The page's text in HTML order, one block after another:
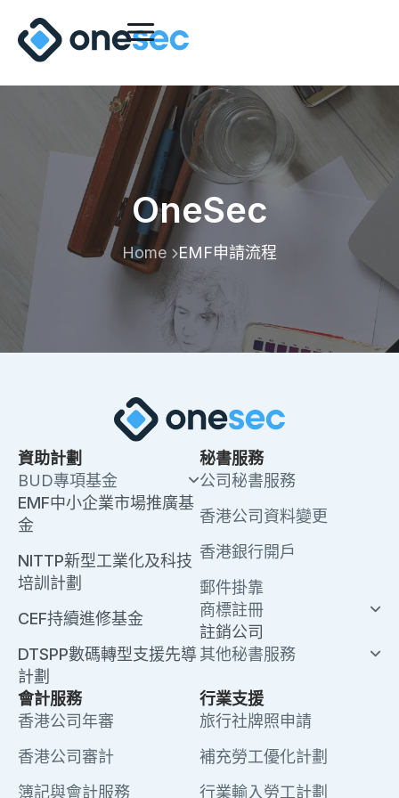
OneSec
Home EMF申請流程
資助計劃
BUD專項基金
EMF中小企業市場推廣基
金
NITTP新型工業化及科技
培訓計劃
CEF持續進修基金
DTSPP數碼轉型支援先導
計劃
秘書服務
公司秘書服務
香港公司資料變更
香港銀行開戶
郵件掛靠
商標註冊
註銷公司
其他秘書服務
會計服務
香港公司年審
香港公司審計
簿記與會計服務
行業支援
旅行社牌照申請
補充勞工優化計劃
行業輸入勞工計劃